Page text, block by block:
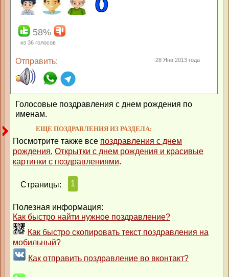
58%
из 36 голосов
Отправить: 28 Янв 2013 года
Голосовые поздравления с днем рождения по
именам.
ЕЩЕ ПОЗДРАВЛЕНИЯ ИЗ РАЗДЕЛА:
Посмотрите также все поздравления с днем
рождения, Открытки с днем рождения и красивые
картинки с поздравлениями.
Страницы: 1
Полезная информация:
Как быстро найти нужное поздравление?
Как быстро скопировать текст поздравления на
мобильный?
Как отправить поздравление во вконтакт?